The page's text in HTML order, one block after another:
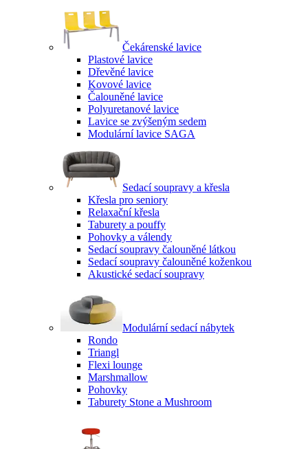
Čekárenské lavice
Plastové lavice
Dřevěné lavice
Kovové lavice
Čalouněné lavice
Polyuretanové lavice
Lavice se zvýšeným sedem
Modulární lavice SAGA
Sedací soupravy a křesla
Křesla pro seniory
Relaxační křesla
Taburety a pouffy
Pohovky a válendy
Sedací soupravy čalouněné látkou
Sedací soupravy čalouněné koženkou
Akustické sedací soupravy
Modulární sedací nábytek
Rondo
Triangl
Flexi lounge
Marshmallow
Pohovky
Taburety Stone a Mushroom